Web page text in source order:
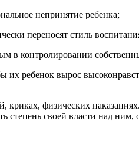
непринятие ребенка;
переносят стиль
в контролировании
их ребенок вырос
криках, физических
степень своей власти над